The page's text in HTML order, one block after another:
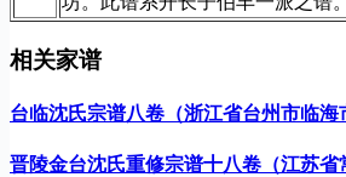
相关家谱
台临沈氏宗谱八卷（浙江省台州市临海
晋陵金台沈氏重修宗谱十八卷（江苏省